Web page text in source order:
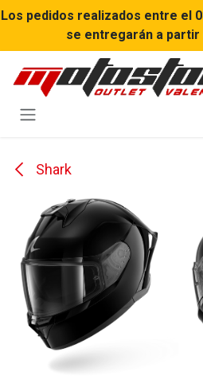
Ir al contenido
Los pedidos realizados entre el
se entregarán a partir
Shark